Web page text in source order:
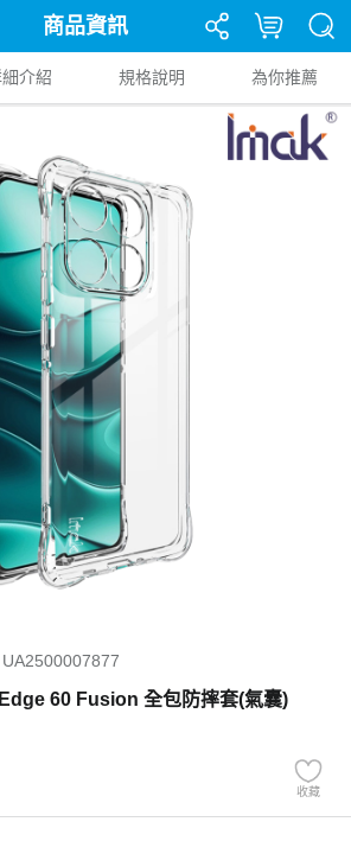
商品資訊
介紹 規格說明 為你推薦
60 Fusion 全包防摔套(氣囊)
收藏